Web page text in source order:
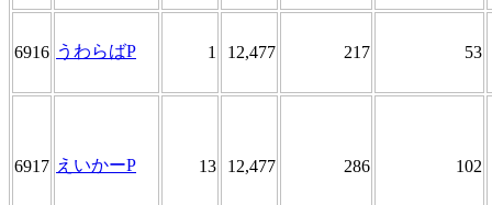
6916 うわらばP 1 12,477 217 53
6917 えいかーP 13 12,477 286 102